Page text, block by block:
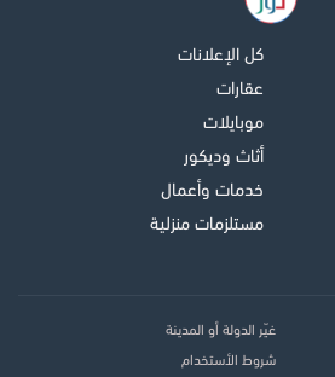
كل الإعلانات
عقارات
موبايلات
أثاث وديكور
خدمات وأعمال
مستلزمات منزلية
غيّر الدولة أو المدينة
شروط الأستخدام